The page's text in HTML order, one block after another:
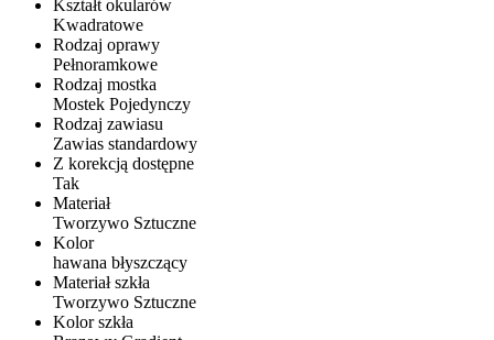
Kształt okularów
Kwadratowe
Rodzaj oprawy
Pełnoramkowe
Rodzaj mostka
Mostek Pojedynczy
Rodzaj zawiasu
Zawias standardowy
Z korekcją dostępne
Tak
Materiał
Tworzywo Sztuczne
Kolor
hawana błyszczący
Materiał szkła
Tworzywo Sztuczne
Kolor szkła